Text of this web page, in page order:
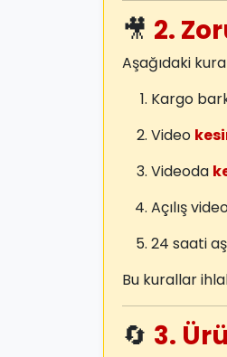
🎥 2.
Aşağıdaki
Kargo
Video
Videoda
Açılış
24 saati
Bu kurallar
🔄 3.